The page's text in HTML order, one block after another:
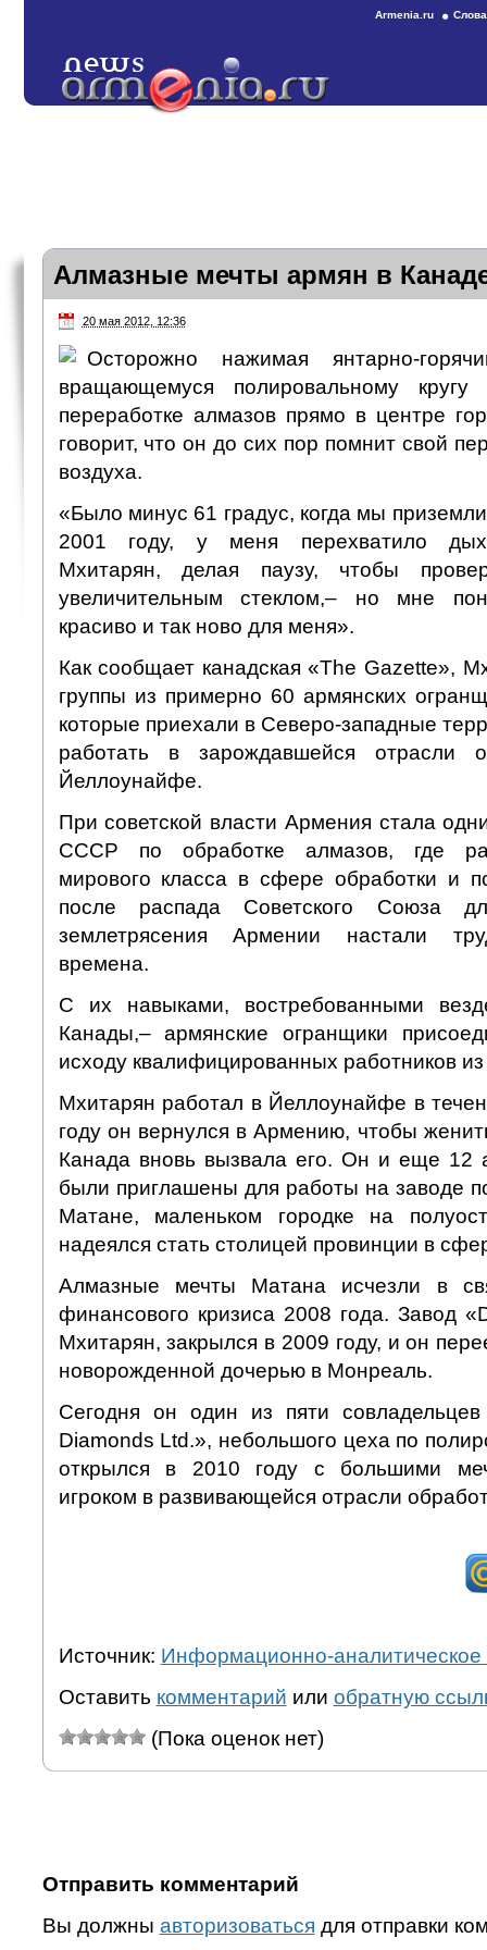
Armenia.ru
Алмазные мечты армян в
20 мая 2012, 12:36
Осторожно нажимая янтарно-
вращающемуся полировальному
переработке алмазов прямо в центре
говорит, что он до сих пор помнит свой
воздуха.
«Было минус 61 градус, когда мы
2001 году, у меня перехватило
Мхитарян, делая паузу, чтобы
увеличительным стеклом,– но мне
красиво и так ново для меня».
Как сообщает канадская «The Gazette»,
группы из примерно 60 армянских
которые приехали в Северо-западные
работать в зарождавшейся отрасли
Йеллоунайфе.
При советской власти Армения стала
СССР по обработке алмазов, где
мирового класса в сфере обработки и
после распада Советского Союза
землетрясения Армении настали
времена.
С их навыками, востребованными
Канады,– армянские огранщики
исходу квалифицированных работников
Мхитарян работал в Йеллоунайфе в
году он вернулся в Армению, чтобы
Канада вновь вызвала его. Он и еще 12
были приглашены для работы на заводе
Матане, маленьком городке на
надеялся стать столицей провинции в
Алмазные мечты Mатана исчезли в
финансового кризиса 2008 года. Завод
Мхитарян, закрылся в 2009 году, и он
новорожденной дочерью в Монреаль.
Сегодня он один из пяти
Diamonds Ltd.», небольшого цеха по
открылся в 2010 году с большими
игроком в развивающейся отрасли
Источник: Информационно-аналитическое
Оставить комментарий или обратную
(Пока оценок нет)
Отправить комментарий
Вы должны авторизоваться для отправки